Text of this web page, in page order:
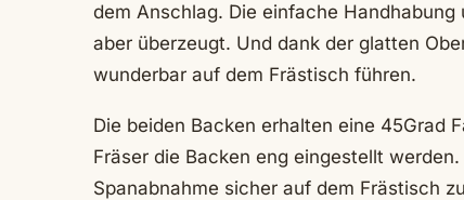
dem Anschlag. Die einfache
aber überzeugt. Und dank der glatten
wunderbar auf dem Frästisch führen.
Die beiden Backen erhalten eine 45Grad
Fräser die Backen eng eingestellt
Spanabnahme sicher auf dem Frästisch